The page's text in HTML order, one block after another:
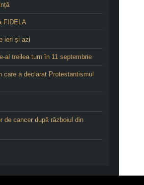
FIDELA
ieri și azi
al treilea turn în 11 septembrie
care a declarat Protestantismul
de cancer după războiul din